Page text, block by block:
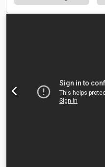
snijden frezen combinatie
aggregaat rechte, 2e
gereedschap tekenen
machines worden gekocht
garantie. • Het wordt